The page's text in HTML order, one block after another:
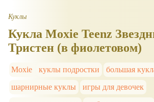
Куклы
Кукла Moxie Teenz
Тристен (в фиолетовом)
Moxie куклы подростки
большая
шарнирные куклы
игры для девочек